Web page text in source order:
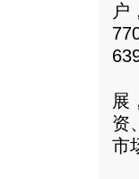
户
展
资
市